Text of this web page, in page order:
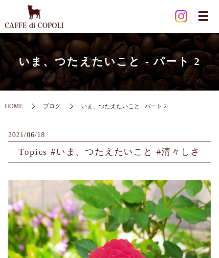
いま、つたえたいこと - パート 2
HOME ブログ いま、つたえたいこと - パート 2
2021/06/18
Topics #いま、つたえたいこと #清々しさ